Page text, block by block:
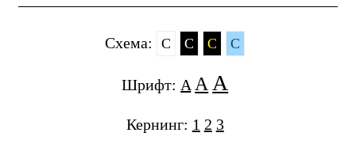
Cхема: C C C C
Шрифт: A A A
Кернинг: 1 2 3